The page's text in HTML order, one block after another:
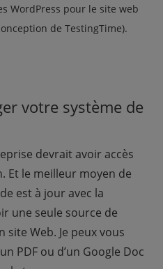
WordPress pour le site web
de TestingTime).
votre système de
devrait avoir accès
Et le meilleur moyen de
est à jour avec la
une seule source de
Web. Je peux vous
PDF ou d’un Google Doc